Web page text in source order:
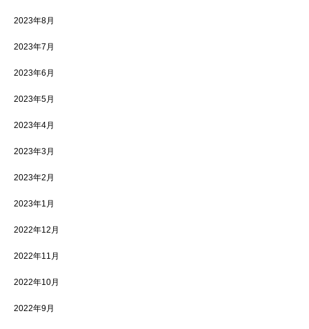
2023年8月
2023年7月
2023年6月
2023年5月
2023年4月
2023年3月
2023年2月
2023年1月
2022年12月
2022年11月
2022年10月
2022年9月